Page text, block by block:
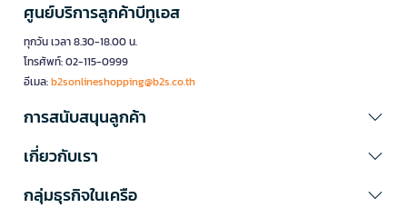
ศูนย์บริการลูกค้าบีทูเอส
ทุกวัน เวลา 8.30-18.00 น.
โทรศัพท์: 02-115-0999
อีเมล:b2sonlineshopping@b2s.co.th
การสนับสนุนลูกค้า
เกี่ยวกับเรา
กลุ่มธุรกิจในเครือ